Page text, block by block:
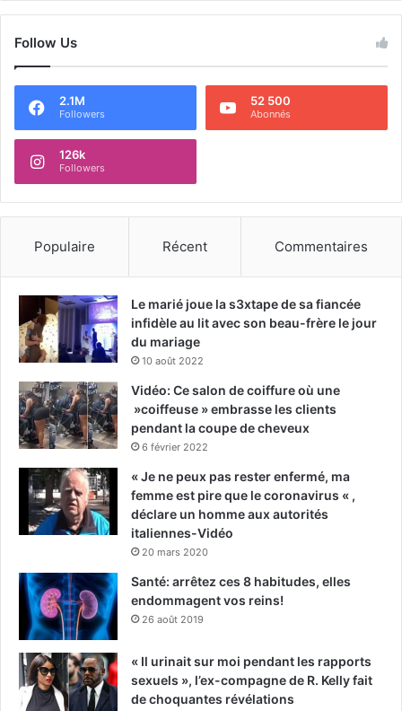
Follow Us
2.1M
Followers
52 500
Abonnés
126k
Followers
Populaire Récent Commentaires
Le marié joue la s3xtape de sa fiancée
infidèle au lit avec son beau-frère le jour
du mariage
10 août 2022
Vidéo: Ce salon de coiffure où une
»coiffeuse » embrasse les clients
pendant la coupe de cheveux
6 février 2022
« Je ne peux pas rester enfermé, ma
femme est pire que le coronavirus « ,
déclare un homme aux autorités
italiennes-Vidéo
20 mars 2020
Santé: arrêtez ces 8 habitudes, elles
endommagent vos reins!
26 août 2019
« Il urinait sur moi pendant les rapports
sexuels », l’ex-compagne de R. Kelly fait
de choquantes révélations